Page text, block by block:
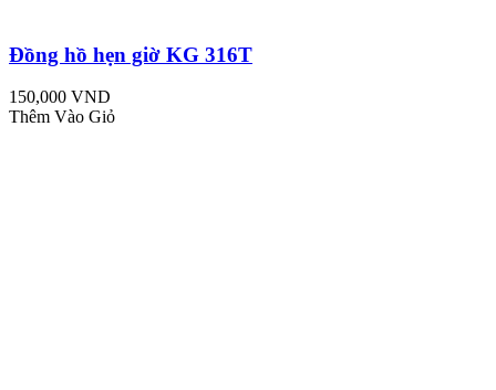
Đồng hồ hẹn giờ KG 316T
150,000 VND
Thêm Vào Giỏ